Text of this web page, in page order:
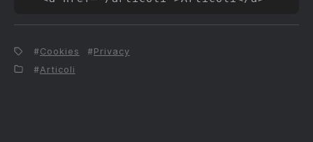
Cookies
Privacy
Articoli